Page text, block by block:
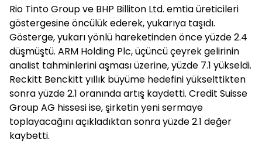
Rio Tinto Group ve BHP Billiton Ltd. emtia üreticileri
göstergesine öncülük ederek, yukarıya taşıdı.
Gösterge, yukarı yönlü hareketinden önce yüzde 2.4
düşmüştü. ARM Holding Plc, üçüncü çeyrek gelirinin
analist tahminlerini aşması üzerine, yüzde 7.1 yükseldi.
Reckitt Benckitt yıllık büyüme hedefini yükselttikten
sonra yüzde 2.1 oranında artış kaydetti. Credit Suisse
Group AG hissesi ise, şirketin yeni sermaye
toplayacağını açıkladıktan sonra yüzde 2.1 değer
kaybetti.